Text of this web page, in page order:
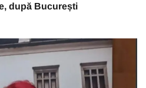
după București